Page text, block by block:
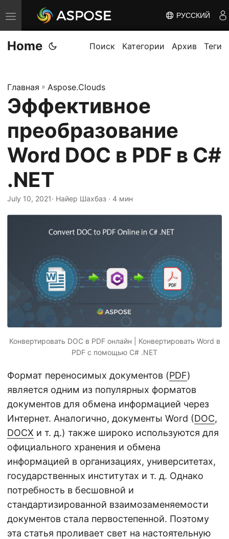
П
е
р
л
ю
и
т
ь
н
а
в
и
РУССКИЙ
Home Поиск Категории Архив Теги
Главная » Aspose.Clouds
Эффективное
преобразование
Word DOC в PDF в C#
.NET
July 10, 2021· Найер Шахбаз · 4 мин
Конвертировать DOC в PDF онлайн | Конвертировать Word в
PDF с помощью C# .NET
Формат переносимых документов (PDF)
является одним из популярных форматов
документов для обмена информацией через
Интернет. Аналогично, документы Word (DOC,
DOCX и т. д.) также широко используются для
официального хранения и обмена
информацией в организациях, университетах,
государственных институтах и т. д. Однако
потребность в бесшовной и
стандартизированной взаимозаменяемости
документов стала первостепенной. Поэтому
эта статья проливает свет на настоятельную